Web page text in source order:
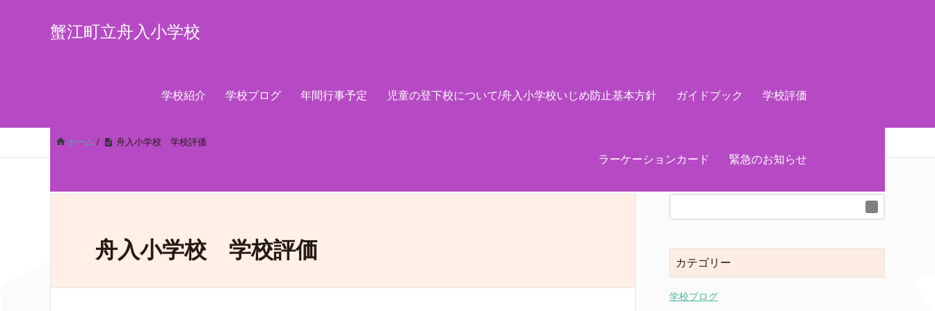
蟹江町立舟入小学校
学校紹介 学校ブログ 年間行事予定 児童の登下校について/舟入小学校いじめ防止基本方針 ガイドブック 学校評価
ラーケーションカード 緊急のお知らせ
ホーム / 舟入小学校 学校評価
舟入小学校 学校評価
カテゴリー
学校ブログ